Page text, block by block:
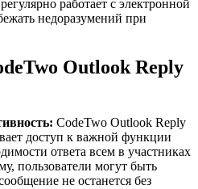
работает с электронной
недоразумений при
Outlook Reply
CodeTwo Outlook Reply
доступ к важной функции
ответа всем в участниках
пользователи могут быть
не останется без